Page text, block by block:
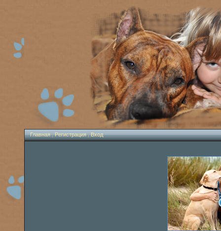
Главная|Регистрация|Вход